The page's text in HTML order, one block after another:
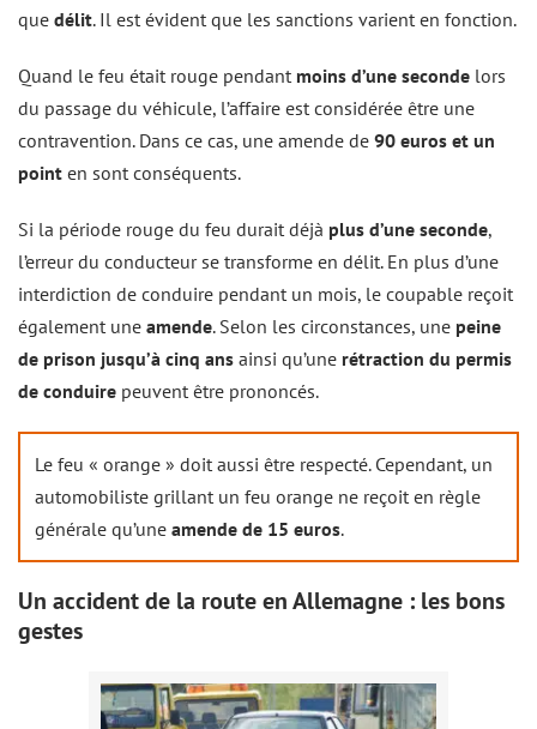
que délit. Il est évident que les sanctions varient en fonction.
Quand le feu était rouge pendant moins d’une seconde lors
du passage du véhicule, l’affaire est considérée être une
contravention. Dans ce cas, une amende de 90 euros et un
point en sont conséquents.
Si la période rouge du feu durait déjà plus d’une seconde,
l’erreur du conducteur se transforme en délit. En plus d’une
interdiction de conduire pendant un mois, le coupable reçoit
également une amende. Selon les circonstances, une peine
de prison jusqu’à cinq ans ainsi qu’une rétraction du permis
de conduire peuvent être prononcés.
Le feu « orange » doit aussi être respecté. Cependant, un
automobiliste grillant un feu orange ne reçoit en règle
générale qu’une amende de 15 euros.
Un accident de la route en Allemagne : les bons
gestes